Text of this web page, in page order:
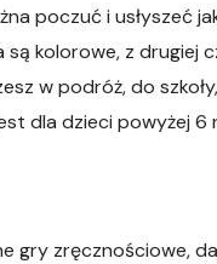
poczuć i usłyszeć
są kolorowe, z drugiej
w podróż, do
dla dzieci powyżej 6
gry zręcznościowe,